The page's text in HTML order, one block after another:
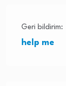
Geri bildirim:
help me